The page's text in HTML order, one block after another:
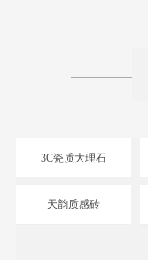
3C瓷质大理石
天韵质感砖
超平釉大理石